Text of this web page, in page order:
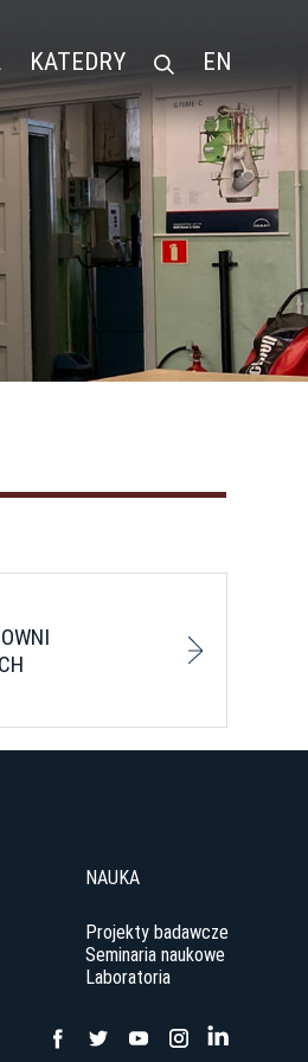
KATEDRY EN
NAUKA
Projekty badawcze
Seminaria naukowe
Laboratoria